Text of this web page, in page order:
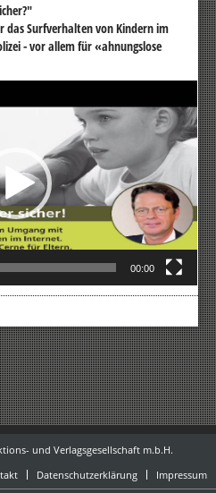
das Surfverhalten von Kindern im
- vor allem für «ahnungslose
00:00
und Verlagsgesellschaft m.b.H.
Datenschutzerklärung Impressum